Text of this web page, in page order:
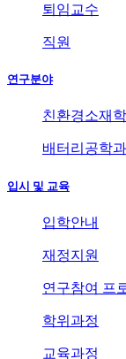
퇴임교수
직원
연구분야
친환경소재
배터리공학과
입시 및 교육
입학안내
재정지원
연구참여 프
학위과정
교육과정